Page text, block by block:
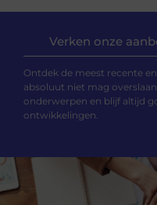
Verken onze
Ontdek de meest recente
absoluut niet mag
onderwerpen en blijf altijd
ontwikkelingen.